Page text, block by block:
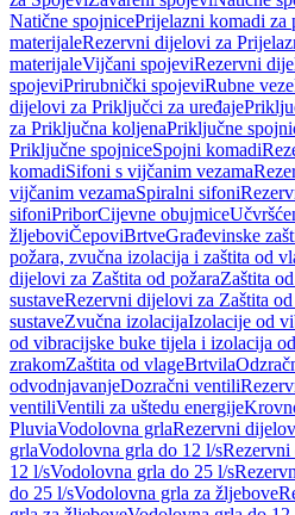
Natične spojnicePrijelazni komadi za
materijaleRezervni dijelovi za
materijaleVijčani spojeviRezervni
spojeviPrirubnički spojeviRubne veze
dijelovi za Priključci za uređaje
za Priključna koljenaPriključne
Priključne spojniceSpojni komadi
komadiSifoni s vijčanim vezama
vijčanim vezamaSpiralni sifoni
sifoniPriborCijevne obujmice
žljeboviČepoviBrtveGrađevinske
požara, zvučna izolacija i zaštita od
dijelovi za Zaštita od požaraZaštita
sustaveRezervni dijelovi za Zaštita
sustaveZvučna izolacijaIzolacije od
od vibracijske buke tijela i izolacija
zrakomZaštita od vlageBrtvila
odvodnjavanjeDozračni ventili
ventiliVentili za uštedu energije
PluviaVodolovna grlaRezervni
grlaVodolovna grla do 12 l/s
12 l/sVodolovna grla do 25 l/s
do 25 l/sVodolovna grla za žljebove